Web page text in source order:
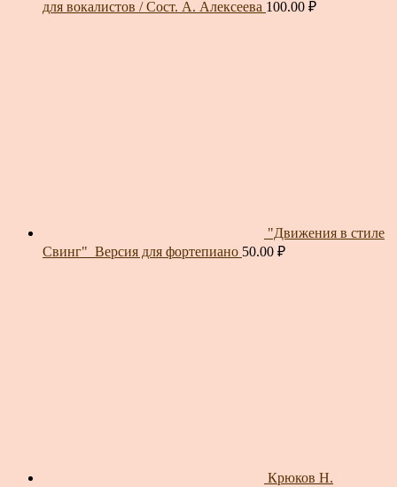
для вокалистов / Сост. А. Алексеева 100.00 ₽
"Движения в стиле
Свинг"_Версия для фортепиано 50.00 ₽
Крюков Н.